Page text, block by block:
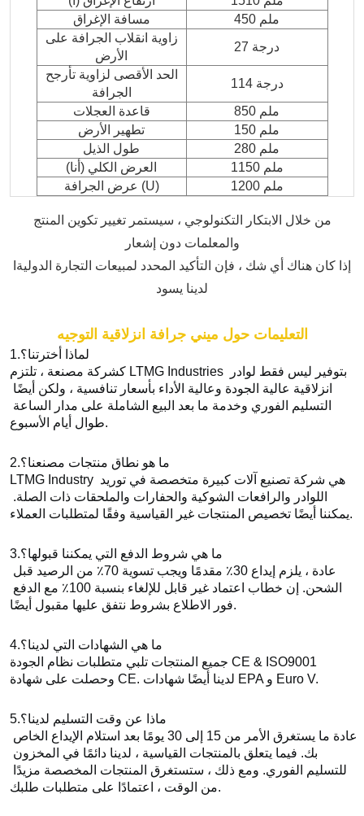
مسافة الإغراق
450 ملم
زاوية انقلاب الجرافة على
الأرض
27 درجة
الحد الأقصى لزاوية تأرجح
الجرافة
114 درجة
قاعدة العجلات
850 ملم
تطهير الأرض
150 ملم
طول الذيل
280 ملم
العرض الكلي (أنا)
1150 ملم
عرض الجرافة (U)
1200 ملم
من خلال الابتكار التكنولوجي ، سيستمر تغيير تكوين المنتج
والمعلمات دون إشعار
إذا كان هناك أي شك ، فإن التأكيد المحدد لمبيعات التجارة الدولية
لدينا يسود
التعليمات حول ميني جرافة انزلاقية التوجيه
1.لماذا أخترتنا؟
كشركة مصنعة ، تلتزم LTMG Industries بتوفير ليس فقط لوادر
طوال أيام الأسبوع.
2.ما هو نطاق منتجات مصنعنا؟
LTMG Industry هي شركة تصنيع آلات كبيرة متخصصة في توريد
يمكننا أيضًا تخصيص المنتجات غير القياسية وفقًا لمتطلبات العملاء.
3.ما هي شروط الدفع التي يمكننا قبولها؟
فور الاطلاع بشروط نتفق عليها مقبول أيضًا.
4.ما هي الشهادات التي لدينا؟
جميع المنتجات تلبي متطلبات نظام الجودة CE & ISO9001
وحصلت على شهادة CE. لدينا أيضًا شهادات EPA و Euro V.
5.ماذا عن وقت التسليم لدينا؟
من الوقت ، اعتمادًا على متطلبات طلبك.